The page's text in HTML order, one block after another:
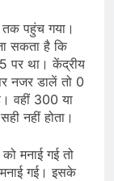
पहुंच गया।
सकता है कि
पर था। केंद्रीय
नजर डालें तो 0
वहीं 300 या
नहीं होता।
मनाई गई तो
गई। इसके